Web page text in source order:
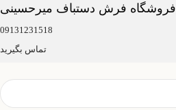
فروشگاه فرش دستباف میرحسینی
09131231518
تماس بگیرید